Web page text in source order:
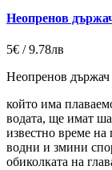
Неопренов
5€ / 9.78лв
Неопренов държач
който има
водата, ще имат
известно време на
водни и змини
обиколката на